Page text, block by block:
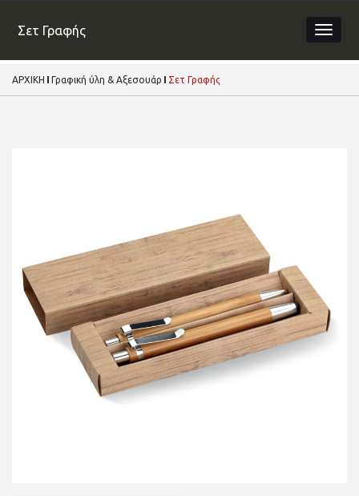
Σετ Γραφής
ΑΡΧΙΚΗ Γραφική ύλη & Αξεσουάρ Σετ Γραφής